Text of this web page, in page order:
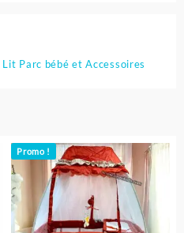
Lit Parc bébé et Accessoires
Promo !